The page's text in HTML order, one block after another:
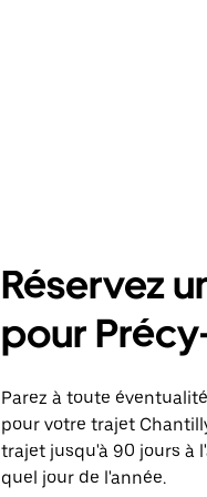
Réservez
pour
Parez à toute
pour votre trajet
trajet jusqu'à 90 jours à
quel jour de l'année.